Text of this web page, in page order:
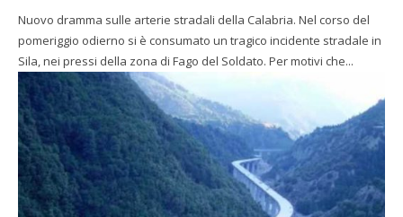
Nuovo dramma sulle arterie stradali della Calabria. Nel corso del
pomeriggio odierno si è consumato un tragico incidente stradale in
Sila, nei pressi della zona di Fago del Soldato. Per motivi che...